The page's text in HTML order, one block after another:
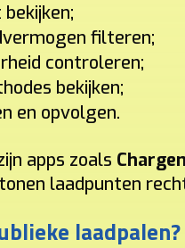
filteren;
controleren;
bekijken;
en opvolgen.
apps zoals
laadpunten
laadpalen?